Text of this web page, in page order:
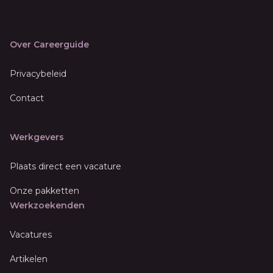
Over Careerguide
Privacybeleid
Contact
Werkgevers
Plaats direct een vacature
Onze pakketten
Werkzoekenden
Vacatures
Artikelen